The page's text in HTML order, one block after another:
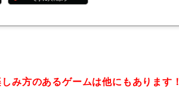
み方のあるゲームは他にもあります！